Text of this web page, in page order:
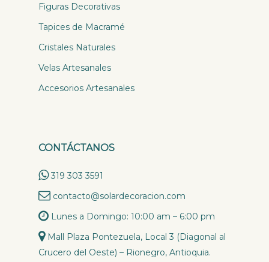
Figuras Decorativas
Tapices de Macramé
Cristales Naturales
Velas Artesanales
Accesorios Artesanales
CONTÁCTANOS
319 303 3591
contacto@solardecoracion.com
Lunes a Domingo: 10:00 am – 6:00 pm
Mall Plaza Pontezuela, Local 3 (Diagonal al
Crucero del Oeste) – Rionegro, Antioquia.